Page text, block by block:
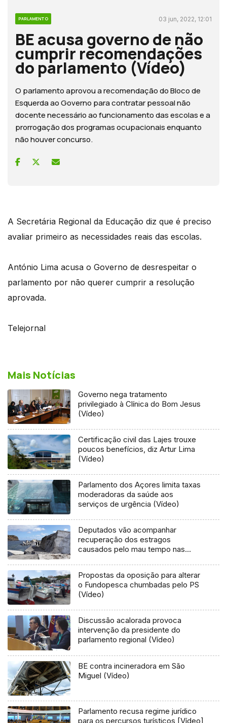
PARLAMENTO 03 jun, 2022, 12:01
BE acusa governo de não
cumprir recomendações
do parlamento (Vídeo)
O parlamento aprovou a recomendação do Bloco de
Esquerda ao Governo para contratar pessoal não
docente necessário ao funcionamento das escolas e a
prorrogação dos programas ocupacionais enquanto
não houver concurso.
A Secretária Regional da Educação diz que é preciso
avaliar primeiro as necessidades reais das escolas.
António Lima acusa o Governo de desrespeitar o
parlamento por não querer cumprir a resolução
aprovada.
Telejornal
Mais Notícias
Governo nega tratamento
privilegiado à Clínica do Bom Jesus
(Vídeo)
Certificação civil das Lajes trouxe
poucos benefícios, diz Artur Lima
(Vídeo)
Parlamento dos Açores limita taxas
moderadoras da saúde aos
serviços de urgência (Vídeo)
Deputados vão acompanhar
recuperação dos estragos
causados pelo mau tempo nas
Propostas da oposição para alterar
o Fundopesca chumbadas pelo PS
(Vídeo)
Discussão acalorada provoca
intervenção da presidente do
parlamento regional (Vídeo)
BE contra incineradora em São
Miguel (Vídeo)
Parlamento recusa regime jurídico
para os percursos turísticos [Vídeo]